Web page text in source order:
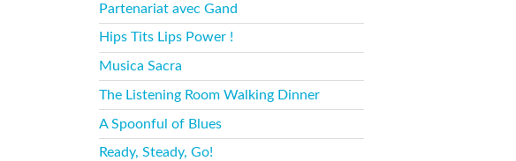
Partenariat avec Gand
Hips Tits Lips Power !
Musica Sacra
The Listening Room Walking Dinner
A Spoonful of Blues
Ready, Steady, Go!